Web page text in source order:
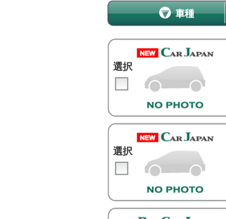
選択
選択